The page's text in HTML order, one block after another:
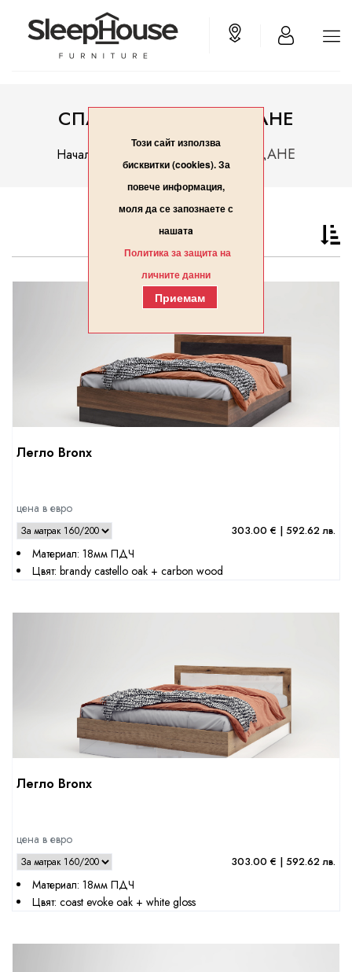
СПАЛНО ОБЗАВЕЖДАНЕ
Начало СПАЛНО ОБЗАВЕЖДАНЕ
Легло Bronx
цена в евро
303.00 € | 592.62 лв.
Материал: 18мм ПДЧ
Цвят: brandy castello oak + carbon wood
Легло Bronx
цена в евро
303.00 € | 592.62 лв.
Материал: 18мм ПДЧ
Цвят: coast evoke oak + white gloss
Този сайт използва
бисквитки (cookies). За
повече информация,
моля да се запознаете с
нашaтa
Политика за защита на
личните данни
Приемам